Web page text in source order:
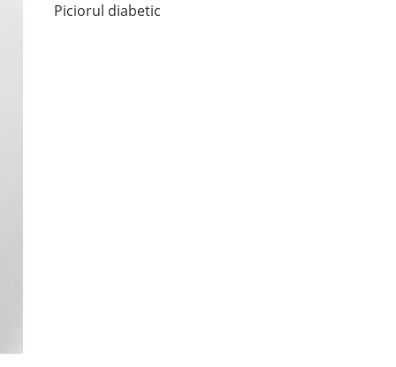
Piciorul diabetic